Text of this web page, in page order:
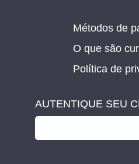
Métodos de
O que são
Política de
AUTENTIQUE SEU